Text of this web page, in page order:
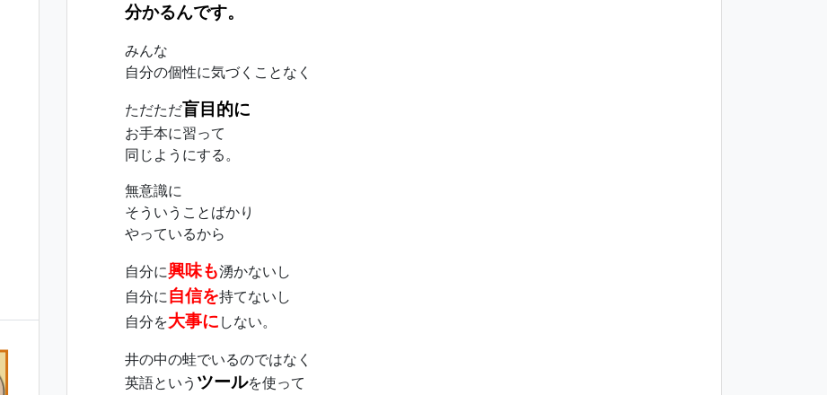
分かるんです。
みんな
自分の個性に気づくことなく
ただただ盲目的に
お手本に習って
同じようにする。
無意識に
そういうことばかり
やっているから
自分に興味も湧かないし
自分に自信を持てないし
自分を大事に しない。
井の中の蛙でいるのではなく
英語という ツールを使って